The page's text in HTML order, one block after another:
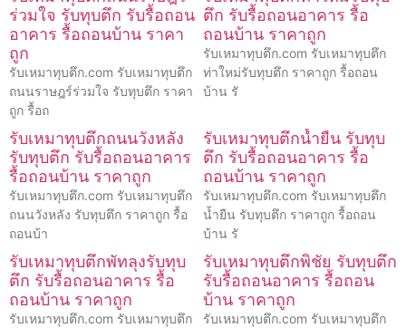
ร่วมใจ รับทุบตึก รับรื้อถอน
อาคาร รื้อถอนบ้าน ราคา
ถูก
รับเหมาทุบตึก.com รับเหมาทุบตึก
ถนนราษฎร์ร่วมใจ รับทุบตึก ราคา
ถูก รื้อถ
ตึก รับรื้อถอนอาคาร รื้อ
ถอนบ้าน ราคาถูก
รับเหมาทุบตึก.com รับเหมาทุบตึก
ท่าใหม่รับทุบตึก ราคาถูก รื้อถอน
บ้าน รั
รับเหมาทุบตึกถนนวังหลัง
รับทุบตึก รับรื้อถอนอาคาร
รื้อถอนบ้าน ราคาถูก
รับเหมาทุบตึก.com รับเหมาทุบตึก
ถนนวังหลัง รับทุบตึก ราคาถูก รื้อ
ถอนบ้า
รับเหมาทุบตึกน้ำยืน รับทุบ
ตึก รับรื้อถอนอาคาร รื้อ
ถอนบ้าน ราคาถูก
รับเหมาทุบตึก.com รับเหมาทุบตึก
น้ำยืน รับทุบตึก ราคาถูก รื้อถอน
บ้าน รั
รับเหมาทุบตึกพัทลุงรับทุบ
ตึก รับรื้อถอนอาคาร รื้อ
ถอนบ้าน ราคาถูก
รับเหมาทุบตึก.com รับเหมาทุบตึก
รับเหมาทุบตึกพิชัย รับทุบตึก
รับรื้อถอนอาคาร รื้อถอน
บ้าน ราคาถูก
รับเหมาทุบตึก.com รับเหมาทุบตึก